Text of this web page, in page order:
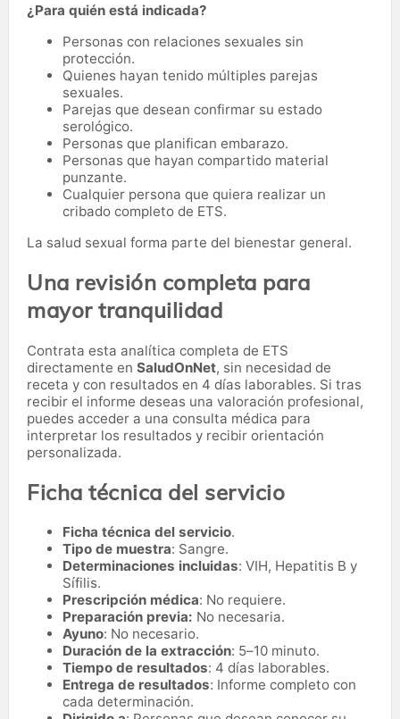
¿Para quién está indicada?
Personas con relaciones sexuales sin
protección.
Quienes hayan tenido múltiples parejas
sexuales.
Parejas que desean confirmar su estado
serológico.
Personas que planifican embarazo.
Personas que hayan compartido material
punzante.
Cualquier persona que quiera realizar un
cribado completo de ETS.
La salud sexual forma parte del bienestar general.
Una revisión completa para
mayor tranquilidad
Contrata esta analítica completa de ETS
directamente en SaludOnNet, sin necesidad de
receta y con resultados en 4 días laborables. Si tras
recibir el informe deseas una valoración profesional,
puedes acceder a una consulta médica para
interpretar los resultados y recibir orientación
personalizada.
Ficha técnica del servicio
Ficha técnica del servicio.
Tipo de muestra: Sangre.
Determinaciones incluidas: VIH, Hepatitis B y
Sífilis.
Prescripción médica: No requiere.
Preparación previa: No necesaria.
Ayuno: No necesario.
Duración de la extracción: 5–10 minuto.
Tiempo de resultados: 4 días laborables.
Entrega de resultados: Informe completo con
cada determinación.